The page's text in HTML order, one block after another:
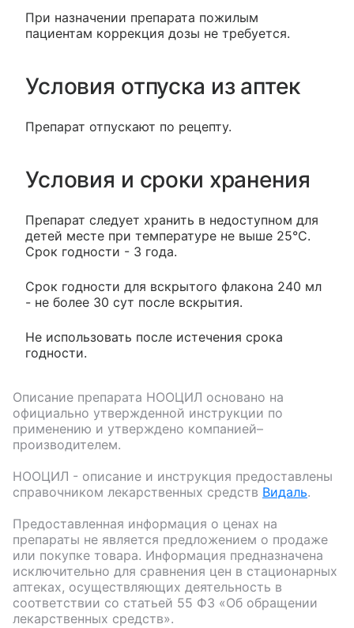
При назначении препарата пожилым
пациентам коррекция дозы не требуется.
Условия отпуска из аптек
Препарат отпускают по рецепту.
Условия и сроки хранения
Препарат следует хранить в недоступном для
детей месте при температуре не выше 25°С.
Срок годности - 3 года.
Срок годности для вскрытого флакона 240 мл
- не более 30 сут после вскрытия.
Не использовать после истечения срока
годности.
Описание препарата НООЦИЛ основано на
официально утвержденной инструкции по
применению и утверждено компанией–
производителем.
НООЦИЛ - описание и инструкция предоставлены
справочником лекарственных средств Видаль.
Предоставленная информация о ценах на
препараты не является предложением о продаже
или покупке товара. Информация предназначена
исключительно для сравнения цен в стационарных
аптеках, осуществляющих деятельность в
соответствии со статьей 55 ФЗ «Об обращении
лекарственных средств».